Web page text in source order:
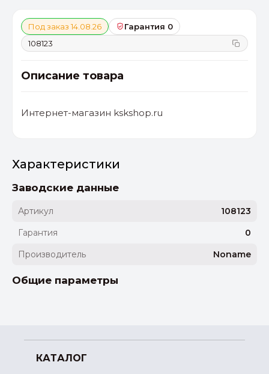
Под заказ 14.08.26
Гарантия 0
108123
Описание товара
Интернет-магазин kskshop.ru
Характеристики
Заводские данные
Артикул
108123
Гарантия
0
Производитель
Noname
Общие параметры
КАТАЛОГ